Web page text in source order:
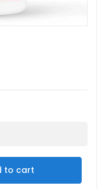
to cart